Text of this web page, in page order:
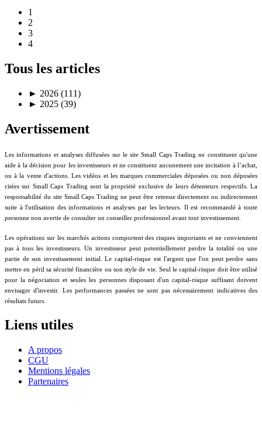
1
2
3
4
Tous les articles
► 2026 (111)
► 2025 (39)
Avertissement
Les informations et analyses diffusées sur le site Small Caps Trading ne constituent qu'une
aide à la décision pour les investisseurs et ne constituent aucunement une incitation à l’achat,
ou à la vente d'actions. Les vidéos et les marques commerciales déposées ou non déposées
citées sur Small Caps Trading sont la propriété exclusive de leurs détenteurs respectifs. La
responsabilité du site Small Caps Trading ne peut être retenue directement ou indirectement
suite à l'utilisation des informations et analyses par les lecteurs. Il est recommandé à toute
personne non avertie de consulter un conseiller professionnel avant tout investissement.
Les opérations sur les marchés actions comportent des risques importants et ne conviennent
pas à tous les investisseurs. Un investisseur peut potentiellement perdre la totalité ou une
partie de son investissement initial. Le capital-risque est l'argent que l'on peut perdre sans
mettre en péril sa sécurité financière ou son style de vie. Seul le capital-risque doit être utilisé
pour la négociation et seules les personnes disposant d'un capital-risque suffisant doivent
envisager d'investir. Les performances passées ne sont pas nécessairement indicatives des
résultats futurs.
Liens utiles
A propos
CGU
Mentions légales
Partenaires